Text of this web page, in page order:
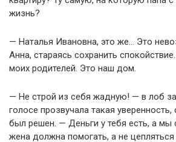
жизнь?
— Наталья Ивановна, это же… Это
Анна, стараясь сохранить
моих родителей. Это наш дом.
— Не строй из себя жадную! — в лоб
голосе прозвучала такая
был решен. — Деньги у тебя есть, а мы
жена должна помогать, а не цепляться